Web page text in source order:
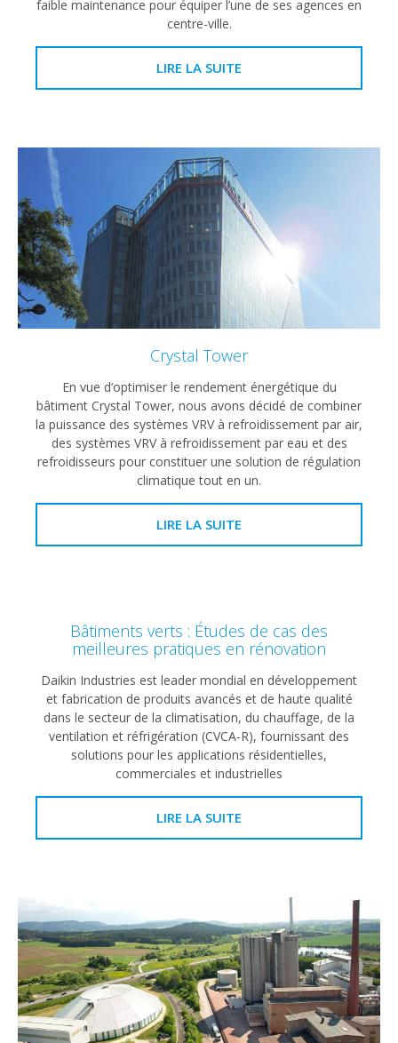
faible maintenance pour équiper l’une de ses agences en
centre-ville.
LIRE LA SUITE
Crystal Tower
En vue d’optimiser le rendement énergétique du
bâtiment Crystal Tower, nous avons décidé de combiner
la puissance des systèmes VRV à refroidissement par air,
des systèmes VRV à refroidissement par eau et des
refroidisseurs pour constituer une solution de régulation
climatique tout en un.
LIRE LA SUITE
Bâtiments verts : Études de cas des
meilleures pratiques en rénovation
Daikin Industries est leader mondial en développement
et fabrication de produits avancés et de haute qualité
dans le secteur de la climatisation, du chauffage, de la
ventilation et réfrigération (CVCA-R), fournissant des
solutions pour les applications résidentielles,
commerciales et industrielles
LIRE LA SUITE